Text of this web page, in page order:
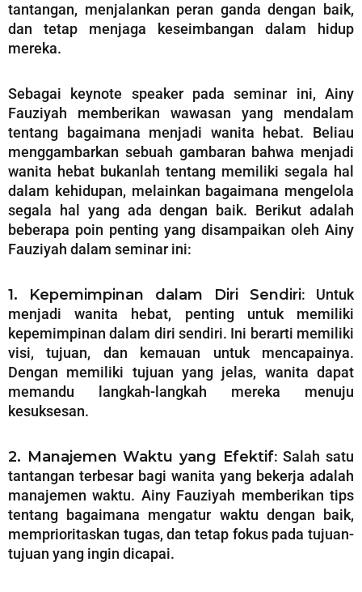
tantangan, menjalankan peran ganda dengan baik,
dan tetap menjaga keseimbangan dalam hidup
mereka.
Sebagai keynote speaker pada seminar ini, Ainy
Fauziyah memberikan wawasan yang mendalam
tentang bagaimana menjadi wanita hebat. Beliau
menggambarkan sebuah gambaran bahwa menjadi
wanita hebat bukanlah tentang memiliki segala hal
dalam kehidupan, melainkan bagaimana mengelola
segala hal yang ada dengan baik. Berikut adalah
beberapa poin penting yang disampaikan oleh Ainy
Fauziyah dalam seminar ini:
1. Kepemimpinan dalam Diri Sendiri: Untuk
menjadi wanita hebat, penting untuk memiliki
kepemimpinan dalam diri sendiri. Ini berarti memiliki
visi, tujuan, dan kemauan untuk mencapainya.
Dengan memiliki tujuan yang jelas, wanita dapat
memandu langkah-langkah mereka menuju
kesuksesan.
2. Manajemen Waktu yang Efektif: Salah satu
tantangan terbesar bagi wanita yang bekerja adalah
manajemen waktu. Ainy Fauziyah memberikan tips
tentang bagaimana mengatur waktu dengan baik,
memprioritaskan tugas, dan tetap fokus pada tujuan-
tujuan yang ingin dicapai.